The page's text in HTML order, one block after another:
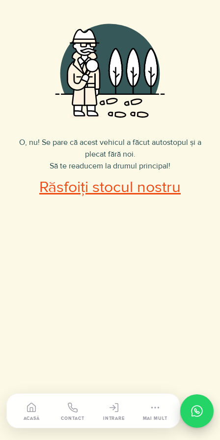
O, nu! Se pare că acest vehicul a făcut autostopul și a
plecat fără noi.
Să te readucem la drumul principal!
Răsfoiți stocul nostru
ACASĂ CONTACT INTRARE MAI MULT